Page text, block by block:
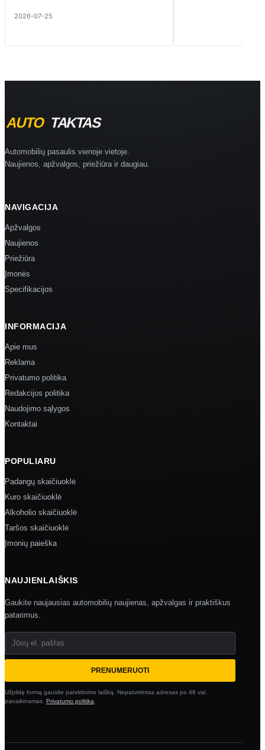
2026-07-25
Automobilių pasaulis vienoje vietoje.
Naujienos, apžvalgos, priežiūra ir daugiau.
NAVIGACIJA
Apžvalgos
Naujienos
Priežiūra
Įmonės
Specifikacijos
INFORMACIJA
Apie mus
Reklama
Privatumo politika
Redakcijos politika
Naudojimo sąlygos
Kontaktai
POPULIARU
Padangų skaičiuoklė
Kuro skaičiuoklė
Alkoholio skaičiuoklė
Taršos skaičiuoklė
Įmonių paieška
NAUJIENLAIŠKIS
Gaukite naujausias automobilių naujienas, apžvalgas ir praktiškus
patarimus.
Jūsų el. paštas
PRENUMERUOTI
Užpildę formą gausite patvirtinimo laišką. Nepatvirtintas adresas po 48 val.
panaikinamas. Privatumo politika